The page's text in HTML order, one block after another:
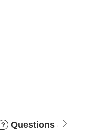
Questions &